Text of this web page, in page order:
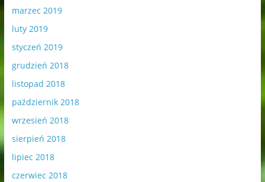
marzec 2019
luty 2019
styczeń 2019
grudzień 2018
listopad 2018
październik 2018
wrzesień 2018
sierpień 2018
lipiec 2018
czerwiec 2018